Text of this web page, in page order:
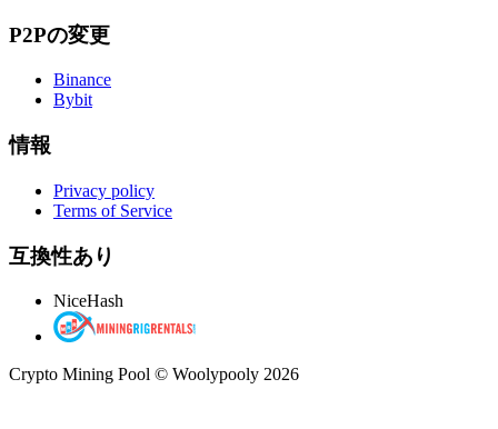
P2Pの変更
Binance
Bybit
情報
Privacy policy
Terms of Service
互換性あり
NiceHash
Crypto Mining Pool © Woolypooly 2026